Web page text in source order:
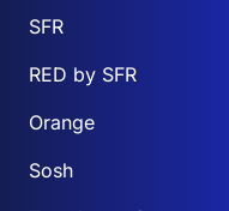
SFR
RED by SFR
Orange
Sosh